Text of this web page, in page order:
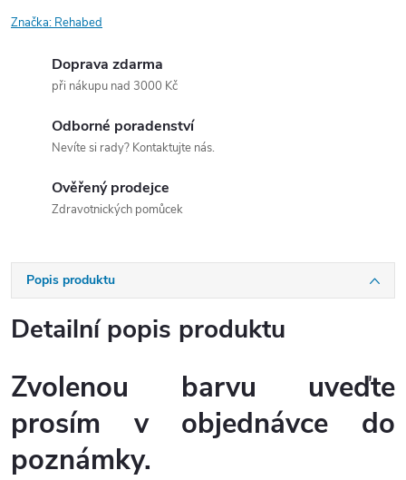
Značka: Rehabed
Doprava zdarma
při nákupu nad 3000 Kč
Odborné poradenství
Nevíte si rady? Kontaktujte nás.
Ověřený prodejce
Zdravotnických pomůcek
Popis produktu
Detailní popis produktu
Zvolenou barvu uveďte
prosím v objednávce do
poznámky.